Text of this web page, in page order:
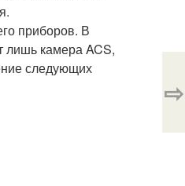
приборов. В
лишь камера ACS,
следующих
⇨